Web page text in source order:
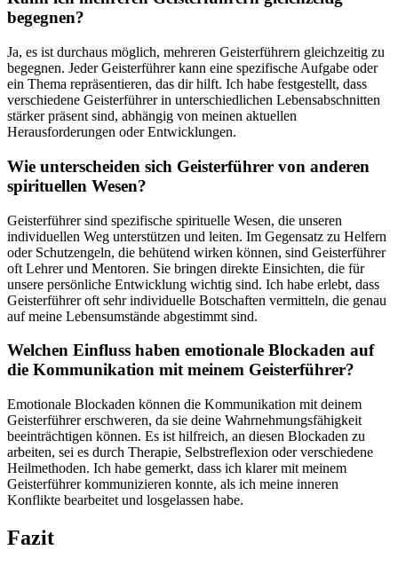
begegnen?
Ja, es ist durchaus möglich, mehreren Geisterführern gleichzeitig zu
begegnen. Jeder Geisterführer kann eine spezifische Aufgabe oder
ein Thema repräsentieren, das dir hilft. Ich habe festgestellt, dass
verschiedene Geisterführer in unterschiedlichen Lebensabschnitten
stärker präsent sind, abhängig von meinen aktuellen
Herausforderungen oder Entwicklungen.
Wie unterscheiden sich Geisterführer von anderen
spirituellen Wesen?
Geisterführer sind spezifische spirituelle Wesen, die unseren
individuellen Weg unterstützen und leiten. Im Gegensatz zu Helfern
oder Schutzengeln, die behütend wirken können, sind Geisterführer
oft Lehrer und Mentoren. Sie bringen direkte Einsichten, die für
unsere persönliche Entwicklung wichtig sind. Ich habe erlebt, dass
Geisterführer oft sehr individuelle Botschaften vermitteln, die genau
auf meine Lebensumstände abgestimmt sind.
Welchen Einfluss haben emotionale Blockaden auf
die Kommunikation mit meinem Geisterführer?
Emotionale Blockaden können die Kommunikation mit deinem
Geisterführer erschweren, da sie deine Wahrnehmungsfähigkeit
beeinträchtigen können. Es ist hilfreich, an diesen Blockaden zu
arbeiten, sei es durch Therapie, Selbstreflexion oder verschiedene
Heilmethoden. Ich habe gemerkt, dass ich klarer mit meinem
Geisterführer kommunizieren konnte, als ich meine inneren
Konflikte bearbeitet und losgelassen habe.
Fazit